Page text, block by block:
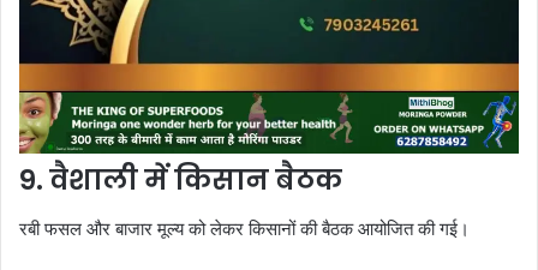
9. वैशाली में किसान बैठक
रबी फसल और बाजार मूल्य को लेकर किसानों की बैठक आयोजित की गई।